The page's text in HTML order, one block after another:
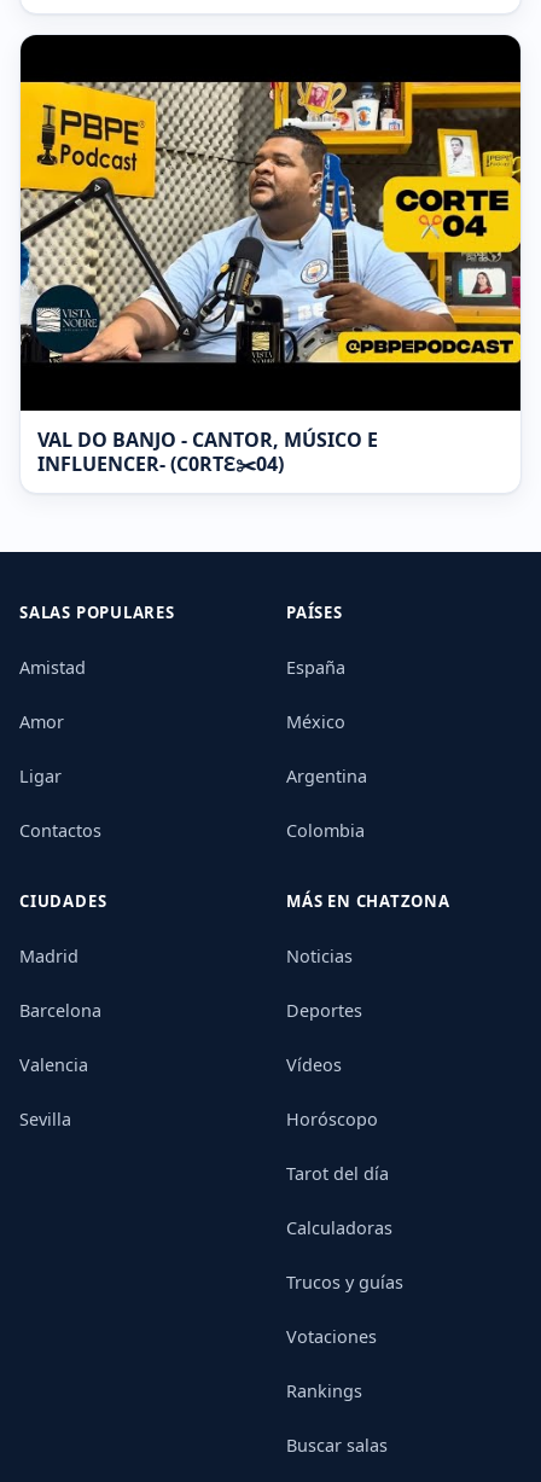
VAL DO BANJO - CANTOR, MÚSICO E
INFLUENCER- (C0RTƐ✂️04)
SALAS POPULARES
Amistad
Amor
Ligar
Contactos
PAÍSES
España
México
Argentina
Colombia
CIUDADES
Madrid
Barcelona
Valencia
Sevilla
MÁS EN CHATZONA
Noticias
Deportes
Vídeos
Horóscopo
Tarot del día
Calculadoras
Trucos y guías
Votaciones
Rankings
Buscar salas